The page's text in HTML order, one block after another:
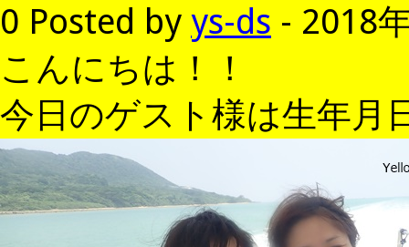
0 Posted by ys-ds - 2018
こんにちは！！
今日のゲスト様は生年月